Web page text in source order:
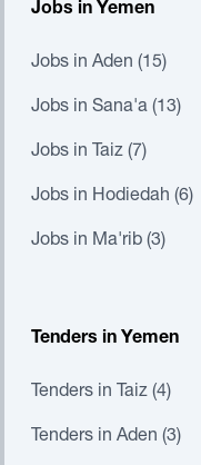
Jobs in Yemen
Jobs in Aden (15)
Jobs in Sana'a (13)
Jobs in Taiz (7)
Jobs in Hodiedah (6)
Jobs in Ma'rib (3)
Tenders in Yemen
Tenders in Taiz (4)
Tenders in Aden (3)